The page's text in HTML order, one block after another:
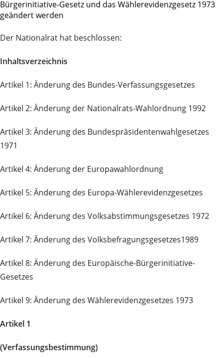
Bürgerinitiative-Gesetz und das Wählerevidenzgesetz 1973
geändert werden
Der Nationalrat hat beschlossen:
Inhaltsverzeichnis
Artikel 1: Änderung des Bundes-Verfassungsgesetzes
Artikel 2: Änderung der Nationalrats-Wahlordnung 1992
Artikel 3: Änderung des Bundespräsidentenwahlgesetzes
1971
Artikel 4: Änderung der Europawahlordnung
Artikel 5: Änderung des Europa-Wählerevidenzgesetzes
Artikel 6: Änderung des Volksabstimmungsgesetzes 1972
Artikel 7: Änderung des Volksbefragungsgesetzes1989
Artikel 8: Änderung des Europäische-Bürgerinitiative-
Gesetzes
Artikel 9: Änderung des Wählerevidenzgesetzes 1973
Artikel 1
(Verfassungsbestimmung)